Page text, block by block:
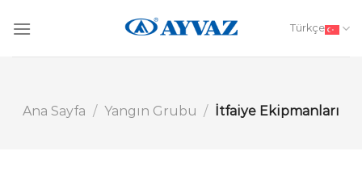
Türkçe
Ana Sayfa / Yangın Grubu / İtfaiye Ekipmanları